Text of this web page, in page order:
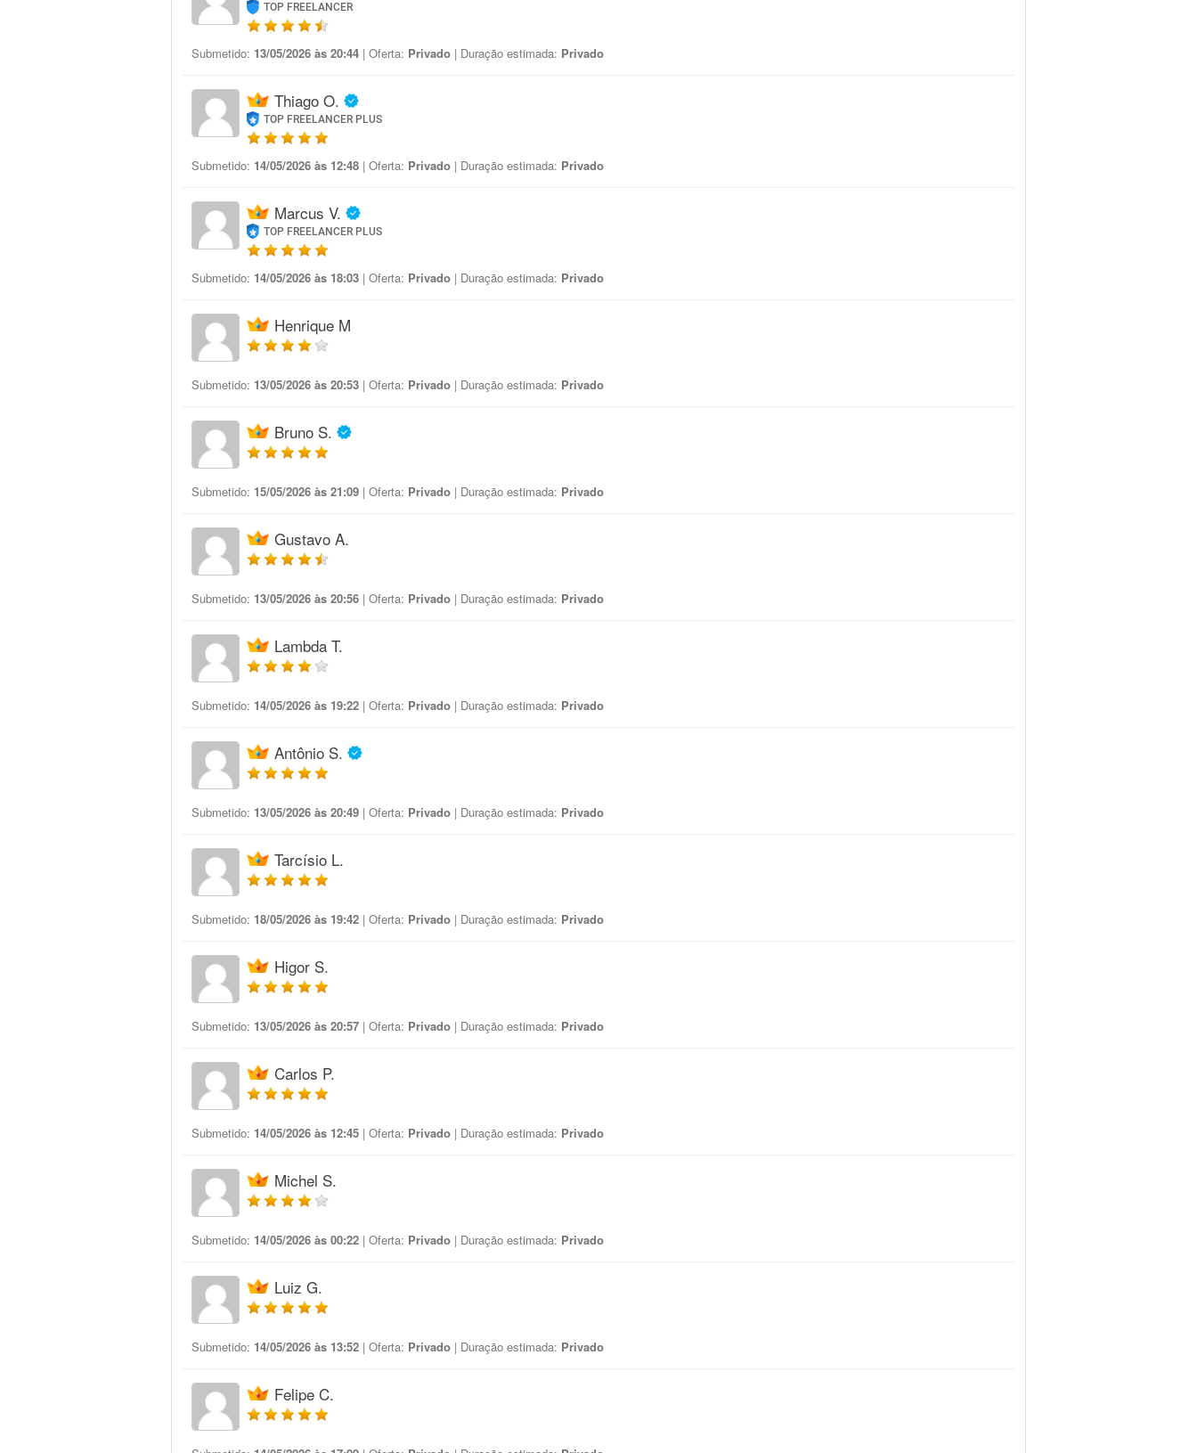
TOP FREELANCER
Submetido: 13/05/2026 às 20:44 | Oferta: Privado | Duração estimada: Privado
Thiago O.
TOP FREELANCER PLUS
Submetido: 14/05/2026 às 12:48 | Oferta: Privado | Duração estimada: Privado
Marcus V.
TOP FREELANCER PLUS
Submetido: 14/05/2026 às 18:03 | Oferta: Privado | Duração estimada: Privado
Henrique M
Submetido: 13/05/2026 às 20:53 | Oferta: Privado | Duração estimada: Privado
Bruno S.
Submetido: 15/05/2026 às 21:09 | Oferta: Privado | Duração estimada: Privado
Gustavo A.
Submetido: 13/05/2026 às 20:56 | Oferta: Privado | Duração estimada: Privado
Lambda T.
Submetido: 14/05/2026 às 19:22 | Oferta: Privado | Duração estimada: Privado
Antônio S.
Submetido: 13/05/2026 às 20:49 | Oferta: Privado | Duração estimada: Privado
Tarcísio L.
Submetido: 18/05/2026 às 19:42 | Oferta: Privado | Duração estimada: Privado
Higor S.
Submetido: 13/05/2026 às 20:57 | Oferta: Privado | Duração estimada: Privado
Carlos P.
Submetido: 14/05/2026 às 12:45 | Oferta: Privado | Duração estimada: Privado
Michel S.
Submetido: 14/05/2026 às 00:22 | Oferta: Privado | Duração estimada: Privado
Luiz G.
Submetido: 14/05/2026 às 13:52 | Oferta: Privado | Duração estimada: Privado
Felipe C.